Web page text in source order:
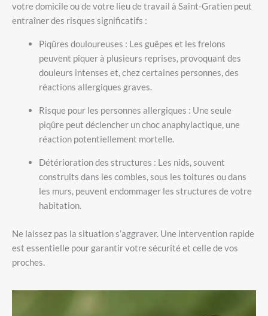
votre domicile ou de votre lieu de travail à Saint-Gratien peut
entraîner des risques significatifs :
Piqûres douloureuses : Les guêpes et les frelons
peuvent piquer à plusieurs reprises, provoquant des
douleurs intenses et, chez certaines personnes, des
réactions allergiques graves.
Risque pour les personnes allergiques : Une seule
piqûre peut déclencher un choc anaphylactique, une
réaction potentiellement mortelle.
Détérioration des structures : Les nids, souvent
construits dans les combles, sous les toitures ou dans
les murs, peuvent endommager les structures de votre
habitation.
Ne laissez pas la situation s’aggraver. Une intervention rapide
est essentielle pour garantir votre sécurité et celle de vos
proches.